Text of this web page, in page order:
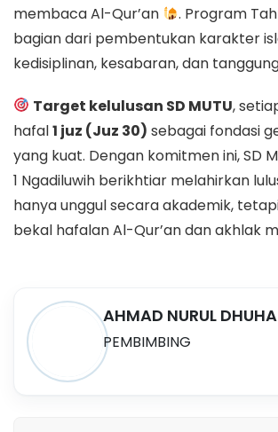
membaca Al-Qur’an
. Program
bagian dari pembentukan karakter
kedisiplinan, kesabaran, dan
Target kelulusan SD MUTU,
hafal1 juz (Juz 30) sebagai fondasi
yang kuat. Dengan komitmen ini, SD
1 Ngadiluwih berikhtiar melahirkan
hanya unggul secara akademik,
bekal hafalan Al-Qur’an dan akhlak
AHMAD NURUL DHUHA
PEMBIMBING